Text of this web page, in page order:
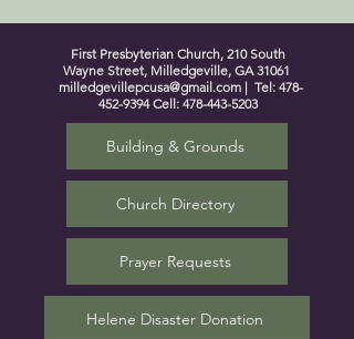
First Presbyterian Church, 210 South
Wayne Street, Milledgeville, GA 31061
milledgevillepcusa@gmail.com | Tel: 478-
452-9394Cell: 478-443-5203
Building & Grounds
Church Directory
Prayer Requests
Helene Disaster Donation